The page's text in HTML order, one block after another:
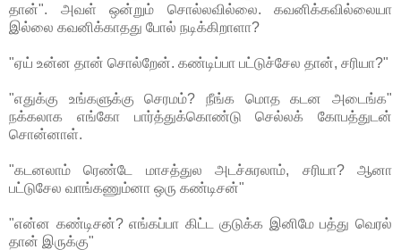
தான்". அவள் ஒன்றும் சொல்லவில்லை. கவனிக்கவில்லையா
இல்லை கவனிக்காதது போல் நடிக்கிறாளா?
"ஏய் உன்ன தான் சொல்றேன். கண்டிப்பா பட்டுச்சேல தான், சரியா?"
"எதுக்கு உங்களுக்கு செரமம்? நீங்க மொத கடன அடைங்க"
நக்கலாக எங்கோ பார்த்துக்கொண்டு செல்லக் கோபத்துடன்
சொன்னாள்.
"கடனலாம் ரெண்டே மாசத்துல அடச்சுரலாம், சரியா? ஆனா
பட்டுசேல வாங்கணும்னா ஒரு கண்டிசன்"
"என்ன கண்டிசன்? எங்கப்பா கிட்ட குடுக்க இனிமே பத்து வெரல்
தான் இருக்கு"